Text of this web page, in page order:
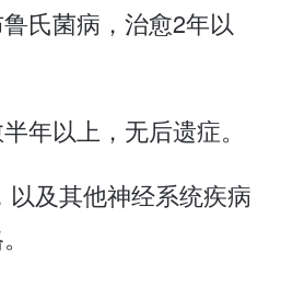
氏菌病，治愈2年以
年以上，无后遗症。
以及其他神经系统疾病